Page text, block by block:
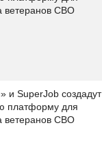
и SuperJob создадут
платформу для
ветеранов СВО